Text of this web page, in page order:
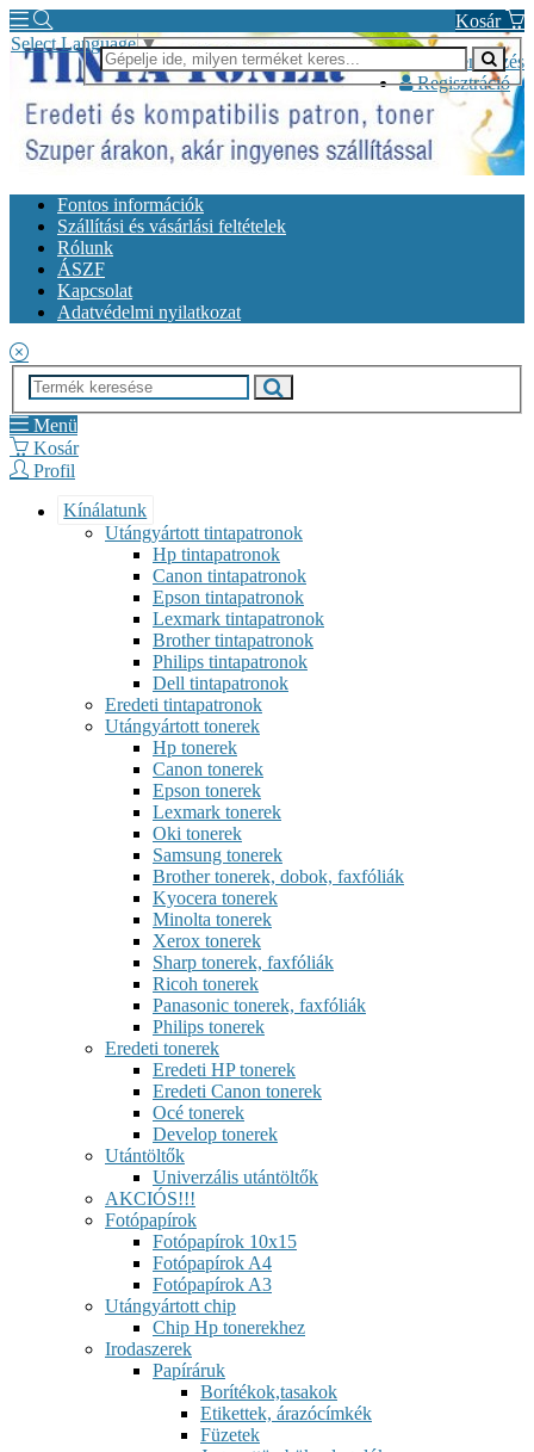
Kosár
Bejelentkezés
Regisztráció
Select Language▼
Fontos információk
Szállítási és vásárlási feltételek
Rólunk
ÁSZF
Kapcsolat
Adatvédelmi nyilatkozat
Menü
Kosár
Profil
Kínálatunk
Utángyártott tintapatronok
Hp tintapatronok
Canon tintapatronok
Epson tintapatronok
Lexmark tintapatronok
Brother tintapatronok
Philips tintapatronok
Dell tintapatronok
Eredeti tintapatronok
Utángyártott tonerek
Hp tonerek
Canon tonerek
Epson tonerek
Lexmark tonerek
Oki tonerek
Samsung tonerek
Brother tonerek, dobok, faxfóliák
Kyocera tonerek
Minolta tonerek
Xerox tonerek
Sharp tonerek, faxfóliák
Ricoh tonerek
Panasonic tonerek, faxfóliák
Philips tonerek
Eredeti tonerek
Eredeti HP tonerek
Eredeti Canon tonerek
Océ tonerek
Develop tonerek
Utántöltők
Univerzális utántöltők
AKCIÓS!!!
Fotópapírok
Fotópapírok 10x15
Fotópapírok A4
Fotópapírok A3
Utángyártott chip
Chip Hp tonerekhez
Irodaszerek
Papíráruk
Borítékok,tasakok
Etikettek, árazócímkék
Füzetek